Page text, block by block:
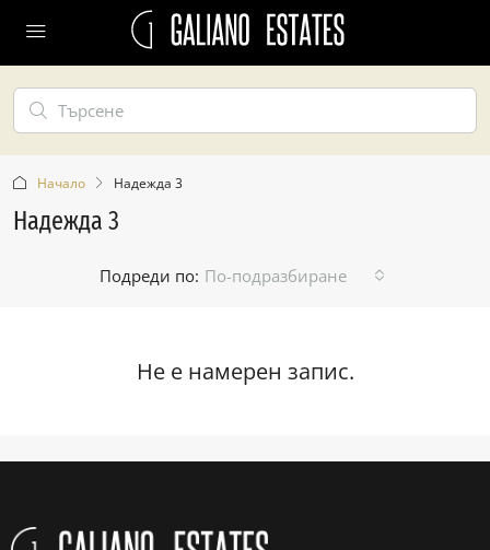
Начало Надежда 3
Надежда 3
Подреди по: По-подразбиране
Не е намерен запис.